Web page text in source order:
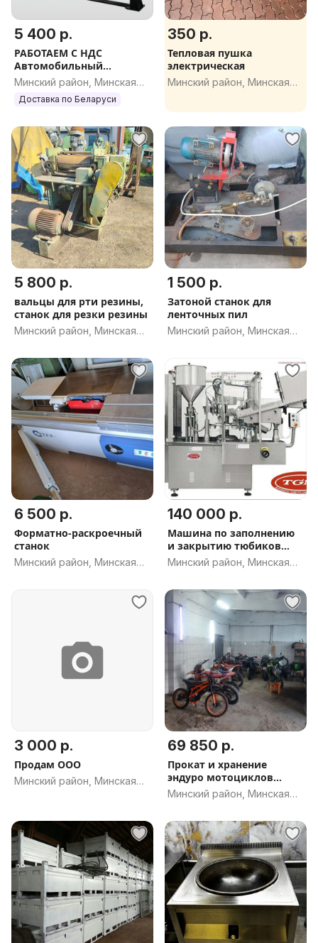
5 400 р.
РАБОТАЕМ С НДС
Автомобильный
подъемник 4500 т Flying
Минский район, Минская
обл.
Доставка по Беларуси
350 р.
Тепловая пушка
электрическая
Минский район, Минская
5 800 р.
вальцы для рти резины,
станок для резки резины
Минский район, Минская
1 500 р.
Затоной станок для
ленточных пил
Минский район, Минская
6 500 р.
Форматно-раскроечный
станок
Минский район, Минская
140 000 р.
Машина по заполнению
и закрытию тюбиков
S420
Минский район, Минская
3 000 р.
Продам ООО
Минский район, Минская
69 850 р.
Прокат и хранение
эндуро мотоциклов
Enduro_go
Минский район, Минская